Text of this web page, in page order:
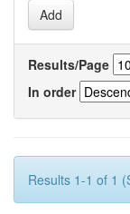
Results/Page
In order
Results 1-1 of 1